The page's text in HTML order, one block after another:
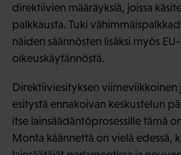
direktiivien määräyksiä, joissa
palkkausta. Tuki
näiden säännösten lisäksi myös
oikeuskäytännöstä.
Direktiiviesityksen viimeviikkoinen
esitystä ennakoivan keskustelun
itse lainsäädäntöprosessille tämä
Monta käännettä on vielä edessä,